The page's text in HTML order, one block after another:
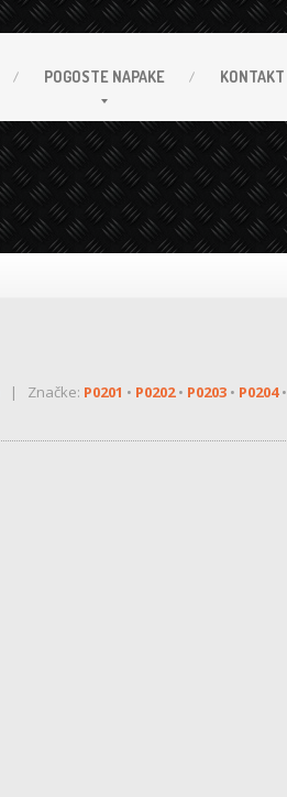
POGOSTE NAPAKE KONTAKT
| Značke: P0201 • P0202• P0203 • P0204•